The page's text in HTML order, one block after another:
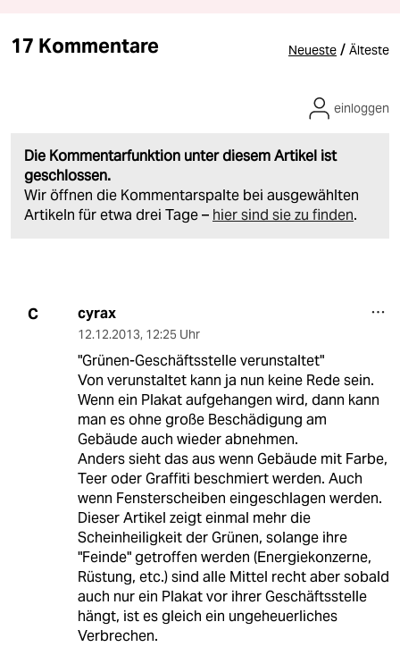
17 Kommentare Neueste / Älteste
Die Kommentarfunktion unter diesem Artikel ist
geschlossen.
Wir öffnen die Kommentarspalte bei ausgewählten
Artikeln für etwa drei Tage – hier sind sie zu finden.
einloggen
C cyrax
12.12.2013, 12:25 Uhr
"Grünen-Geschäftsstelle verunstaltet"
Von verunstaltet kann ja nun keine Rede sein.
Wenn ein Plakat aufgehangen wird, dann kann
man es ohne große Beschädigung am
Gebäude auch wieder abnehmen.
Anders sieht das aus wenn Gebäude mit Farbe,
Teer oder Graffiti beschmiert werden. Auch
wenn Fensterscheiben eingeschlagen werden.
Dieser Artikel zeigt einmal mehr die
Scheinheiligkeit der Grünen, solange ihre
"Feinde" getroffen werden (Energiekonzerne,
Rüstung, etc.) sind alle Mittel recht aber sobald
auch nur ein Plakat vor ihrer Geschäftsstelle
hängt, ist es gleich ein ungeheuerliches
Verbrechen.